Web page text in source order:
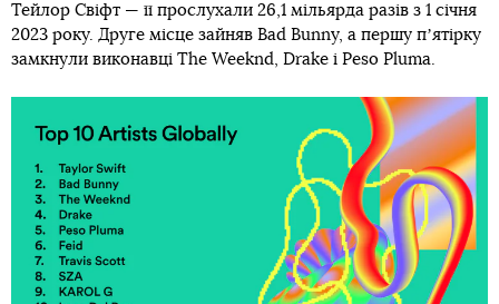
Тейлор Свіфт — її прослухали 26,1 мільярда разів з 1 січня
2023 року. Друге місце зайняв Bad Bunny, а першу пʼятірку
замкнули виконавці The Weeknd, Drake і Peso Pluma.